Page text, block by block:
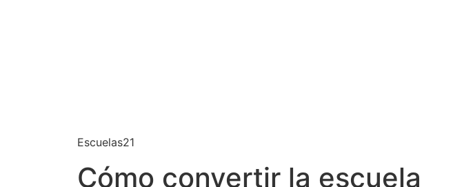
Escuelas21
Cómo convertir la escuela